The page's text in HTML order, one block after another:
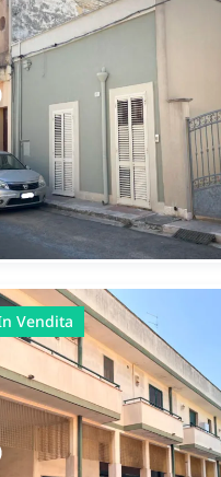
Vendita